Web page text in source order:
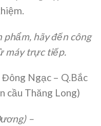
phẩm, hãy đến công
máy trực tiếp.
Đông Ngạc – Q.Bắc
cầu Thăng Long)
–